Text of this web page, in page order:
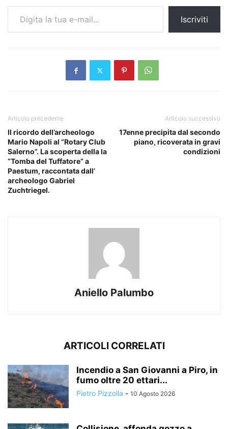
Digita la tua e-mail...
Iscriviti
Articolo precedente
Il ricordo dell’archeologo
Mario Napoli al “Rotary Club
Salerno”. La scoperta della la
“Tomba del Tuffatore” a
Paestum, raccontata dall’
archeologo Gabriel
Zuchtriegel.
Articolo successivo
17enne precipita dal secondo
piano, ricoverata in gravi
condizioni
Aniello Palumbo
ARTICOLI CORRELATI
Incendio a San Giovanni a Piro, in
fumo oltre 20 ettari...
Pietro Pizzolla - 10 Agosto 2026